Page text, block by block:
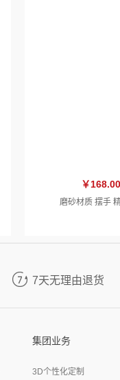
￥
磨砂材质 摆手
 7天无理由退货
集团业务
3D个性化定制